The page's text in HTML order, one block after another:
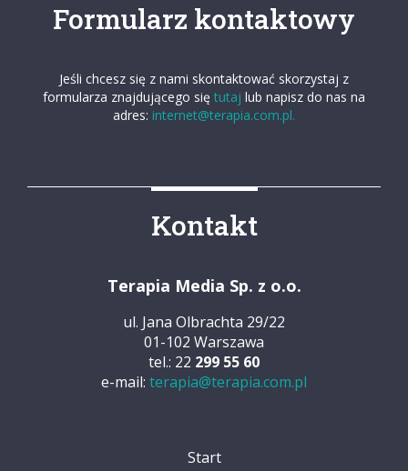
Formularz kontaktowy
Jeśli chcesz się z nami skontaktować skorzystaj z
formularza znajdującego się tutaj lub napisz do nas na
adres: internet@terapia.com.pl.
Kontakt
Terapia Media Sp. z o.o.
ul. Jana Olbrachta 29/22
01-102 Warszawa
tel.: 22 299 55 60
e-mail: terapia@terapia.com.pl
Start